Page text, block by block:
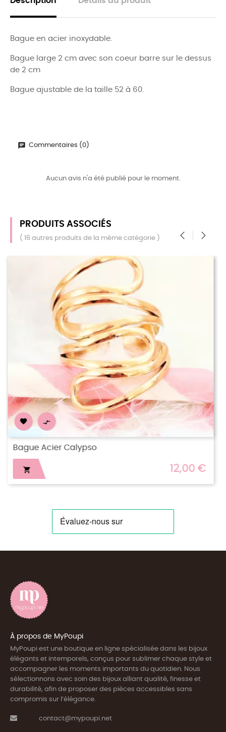
Bague en acier inoxydable.
Bague large 2 cm avec son coeur barre sur le dessus
de 2 cm
Bague ajustable de la taille 52 à 60.
Commentaires (0)
Aucun avis n'a été publié pour le moment.
PRODUITS ASSOCIÉS
( 16 autres produits de la même catégorie )
€

Bague Acier Odaya
À propos de MyPoupi
MyPoupi est une boutique en ligne spécialisée dans les bijoux
élégants et intemporels, conçus pour sublimer chaque style et
accompagner les moments importants du quotidien. Nous
sélectionnons avec soin des bijoux alliant qualité, finesse et
durabilité, afin de proposer des pièces accessibles sans
compromis sur l’élégance.
contact@mypoupi.net